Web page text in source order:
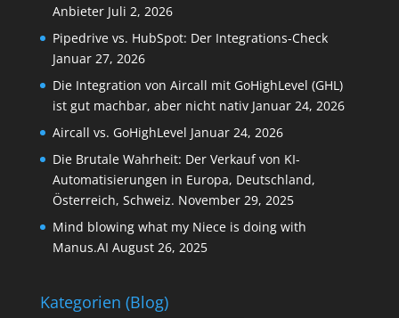
Anbieter Juli 2, 2026
Pipedrive vs. HubSpot: Der Integrations-Check
Januar 27, 2026
Die Integration von Aircall mit GoHighLevel (GHL)
ist gut machbar, aber nicht nativ Januar 24, 2026
Aircall vs. GoHighLevel Januar 24, 2026
Die Brutale Wahrheit: Der Verkauf von KI-
Automatisierungen in Europa, Deutschland,
Österreich, Schweiz. November 29, 2025
Mind blowing what my Niece is doing with
Manus.AI August 26, 2025
Kategorien (Blog)